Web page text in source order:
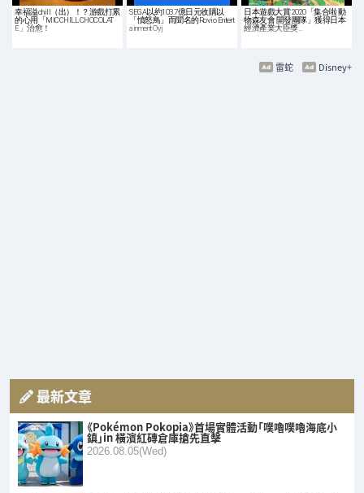
幸福溢chill（出）！？游戲打累
的心用「MICCHILL CHOCOLAT
E」治愈！
SEGA以約103.7億日元收購以
「憤怒鳥」而聞名的Rovio Entert
ainment Oyj
日本遊戲大賞 2020「集合啦 動
物森友會 開發團隊」獲得日本
經濟產業大臣獎…
Disney+
雷蛇
最新文章
《Pokémon Pokopia》首場實體活動「噗嚕噗嚕海底小
鎮」in 橫濱紅磚倉庫搶先直擊
2026.08.05(Wed)